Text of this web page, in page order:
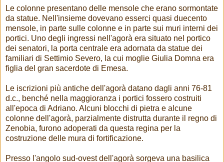
Le colonne presentano delle mensole che erano sormontate
da statue. Nell'insieme dovevano esserci quasi duecento
mensole, in parte sulle colonne e in parte sui muri interni dei
portici. Uno degli ingressi nell'agorà era situato nel portico
dei senatori, la porta centrale era adornata da statue dei
familiari di Settimio Severo, la cui moglie Giulia Domna era
figlia del gran sacerdote di Emesa.
Le iscrizioni più antiche dell'agorà datano dagli anni 76-81
d.c., benché nella maggioranza i portici fossero costruiti
all'epoca di Adriano. Alcuni blocchi di pietra e alcune
colonne dell'agorà, parzialmente distrutta durante il regno di
Zenobia, furono adoperati da questa regina per la
costruzione delle mura di fortificazione.
Presso l'angolo sud-ovest dell'agorà sorgeva una basilica